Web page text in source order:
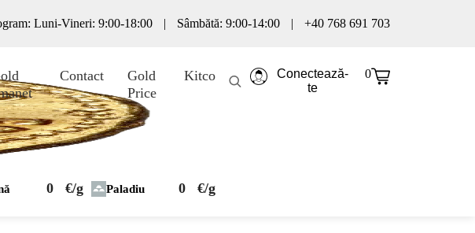
Luni-Vineri: 9:00-18:00 | Sâmbătă: 9:00-14:00 | +40 768 691 703
Contact
Gold
Price
Kitco
0 €/g Paladiu 0 €/g
Conectează-
te
0